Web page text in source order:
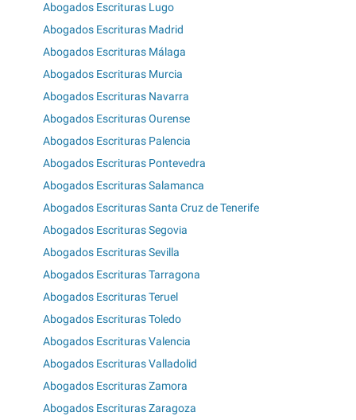
Abogados Escrituras Lugo
Abogados Escrituras Madrid
Abogados Escrituras Málaga
Abogados Escrituras Murcia
Abogados Escrituras Navarra
Abogados Escrituras Ourense
Abogados Escrituras Palencia
Abogados Escrituras Pontevedra
Abogados Escrituras Salamanca
Abogados Escrituras Santa Cruz de Tenerife
Abogados Escrituras Segovia
Abogados Escrituras Sevilla
Abogados Escrituras Tarragona
Abogados Escrituras Teruel
Abogados Escrituras Toledo
Abogados Escrituras Valencia
Abogados Escrituras Valladolid
Abogados Escrituras Zamora
Abogados Escrituras Zaragoza